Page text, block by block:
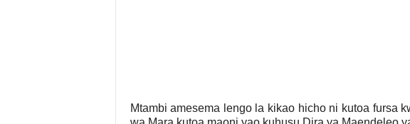
Mtambi amesema lengo la kikao hicho ni kutoa fursa